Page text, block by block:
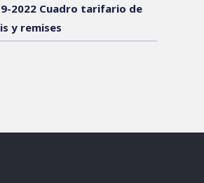
2022 Cuadro tarifario de
y remises